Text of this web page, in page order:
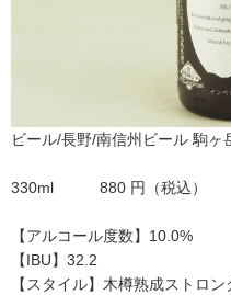
ビール/長野/南信州ビール 駒ヶ
330ml 880 円（税込）
【アルコール度数】10.0%
【IBU】32.2
【スタイル】木樽熟成ストロ